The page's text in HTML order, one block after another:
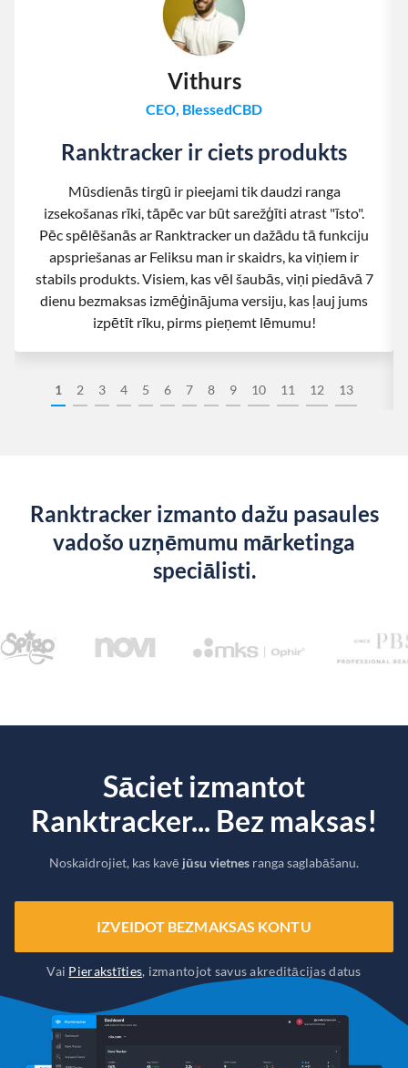
1 2 3 4 5 6 7 8 9 10 11 12 13
Vithurs
CEO, BlessedCBD
Ranktracker ir ciets produkts
Mūsdienās tirgū ir pieejami tik daudzi ranga
izsekošanas rīki, tāpēc var būt sarežģīti atrast "īsto".
Pēc spēlēšanās ar Ranktracker un dažādu tā funkciju
apspriešanas ar Feliksu man ir skaidrs, ka viņiem ir
stabils produkts. Visiem, kas vēl šaubās, viņi piedāvā 7
dienu bezmaksas izmēģinājuma versiju, kas ļauj jums
izpētīt rīku, pirms pieņemt lēmumu!
Ranktracker izmanto dažu pasaules
vadošo uzņēmumu mārketinga
speciālisti.
Sāciet izmantot
Ranktracker... Bez maksas!
Noskaidrojiet, kas kavē jūsu vietnes ranga saglabāšanu.
IZVEIDOT BEZMAKSAS KONTU
Vai Pierakstīties, izmantojot savus akreditācijas datus